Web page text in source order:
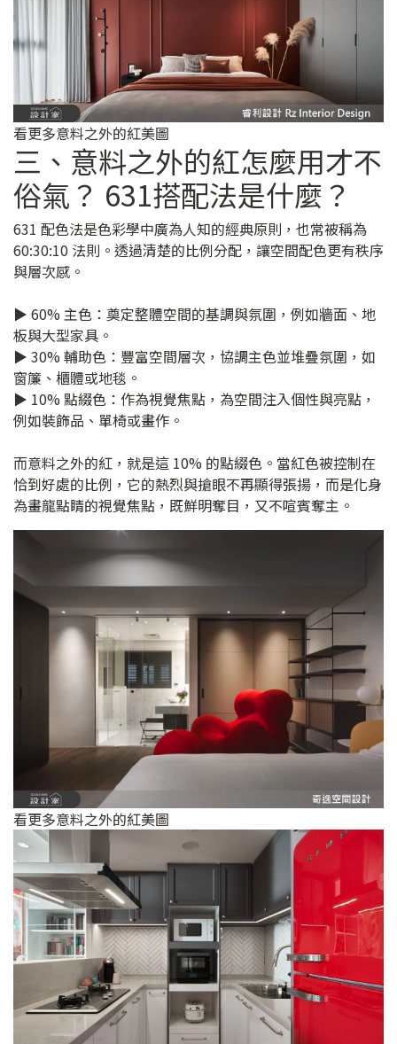
看更多意料之外的紅美圖
三、意料之外的紅怎麼用才不
俗氣？ 631搭配法是什麼？
631 配色法是色彩學中廣為人知的經典原則，也常被稱為
60:30:10 法則。透過清楚的比例分配，讓空間配色更有秩序
與層次感。
▶ 60% 主色：奠定整體空間的基調與氛圍，例如牆面、地
板與大型家具。
▶ 30% 輔助色：豐富空間層次，協調主色並堆疊氛圍，如
窗簾、櫃體或地毯。
▶ 10% 點綴色：作為視覺焦點，為空間注入個性與亮點，
例如裝飾品、單椅或畫作。
而意料之外的紅，就是這 10% 的點綴色。當紅色被控制在
恰到好處的比例，它的熱烈與搶眼不再顯得張揚，而是化身
為畫龍點睛的視覺焦點，既鮮明奪目，又不喧賓奪主。
看更多意料之外的紅美圖